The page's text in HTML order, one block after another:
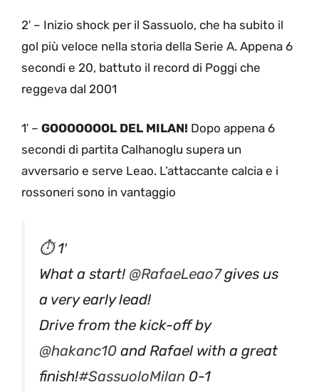
2′ – Inizio shock per il Sassuolo, che ha subito il
gol più veloce nella storia della Serie A. Appena 6
secondi e 20, battuto il record di Poggi che
reggeva dal 2001
1′ – GOOOOOOOL DEL MILAN! Dopo appena 6
secondi di partita Calhanoglu supera un
avversario e serve Leao. L’attaccante calcia e i
rossoneri sono in vantaggio
⏱ 1′
What a start! @RafaeLeao7gives us
a very early lead!
Drive from the kick-off by
@hakanc10 and Rafael with a great
finish!#SassuoloMilan 0-1